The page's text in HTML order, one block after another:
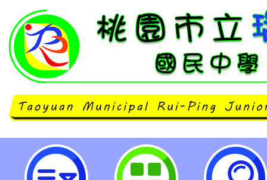
轉知客家委員會辦理「2023客家
起開始受理報名至112年4月28日